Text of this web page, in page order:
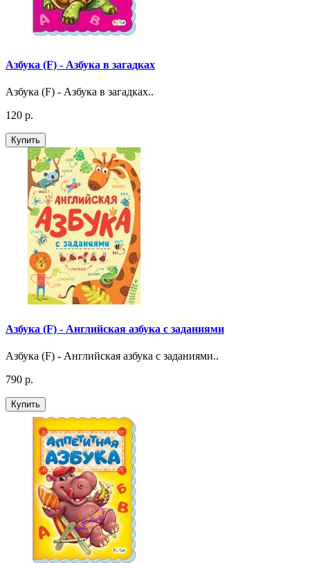
Азбука (F) - Азбука в загадках
Азбука (F) - Азбука в загадках..
120 р.
Купить
Азбука (F) - Английская азбука с заданиями
Азбука (F) - Английская азбука с заданиями..
790 р.
Купить